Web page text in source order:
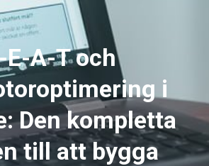
E-A-T och
i
Den kompletta
till att bygga